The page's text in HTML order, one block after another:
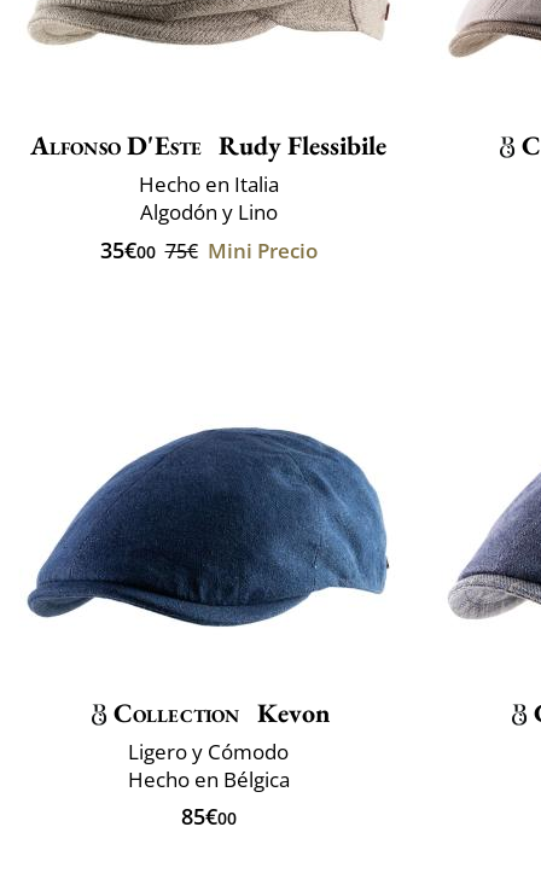
Alfonso D'Este Rudy Flessibile
Hecho en Italia
Algodón y Lino
35€00 75€ Mini Precio
Collection Kevon
Ligero y Cómodo
Hecho en Bélgica
85€00